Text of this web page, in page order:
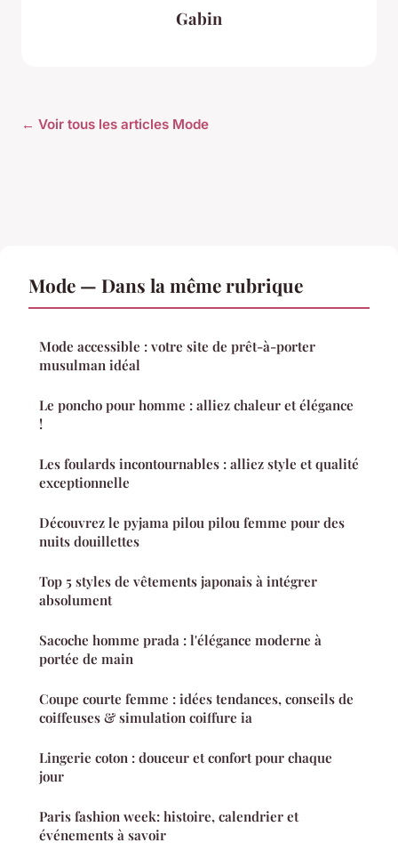
Gabin
← Voir tous les articles Mode
Mode — Dans la même rubrique
Mode accessible : votre site de prêt-à-porter
musulman idéal
Le poncho pour homme : alliez chaleur et élégance
!
Les foulards incontournables : alliez style et qualité
exceptionnelle
Découvrez le pyjama pilou pilou femme pour des
nuits douillettes
Top 5 styles de vêtements japonais à intégrer
absolument
Sacoche homme prada : l'élégance moderne à
portée de main
Coupe courte femme : idées tendances, conseils de
coiffeuses & simulation coiffure ia
Lingerie coton : douceur et confort pour chaque
jour
Paris fashion week: histoire, calendrier et
événements à savoir